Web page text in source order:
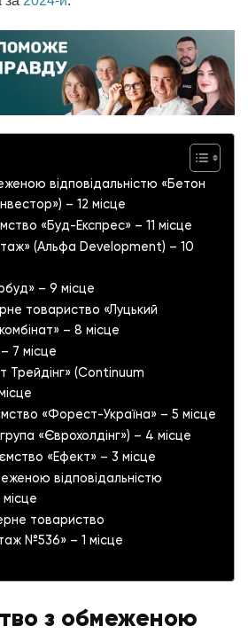
відповідальністю «Бетон
– 12 місце
«Буд-Експрес» – 11 місце
(Альфа Development) – 10
– 9 місце
товариство «Луцький
– 8 місце
7 місце
Трейдінг» (Continuum
«Форест-Україна» – 5 місце
«Єврохолдінг») – 4 місце
«Ефект» – 3 місце
відповідальністю
товариство
№536» – 1 місце
з обмеженою